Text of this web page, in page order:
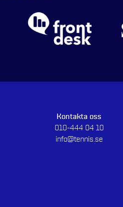
Kontakta oss
010-444 04 10
info@tennis.se